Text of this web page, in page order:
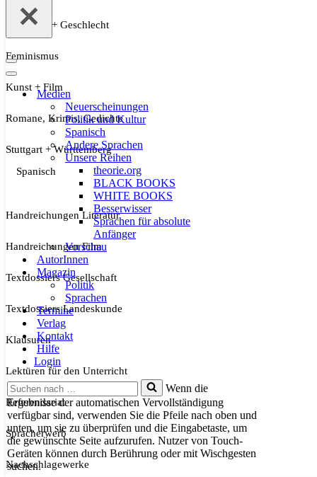
Navigationsmenü
Navigationsmenü
Medien
Neuerscheinungen
Politik und Kultur
Spanisch
Andere Sprachen
Unsere Reihen
theorie.org
BLACK BOOKS
WHITE BOOKS
Besserwisser
Sprachen für absolute
Anfänger
Vorschau
AutorInnen
Magazin
Politik
Sprachen
Termine
Verlag
Kontakt
Hilfe
Login
Suchen
nach …
Wenn die
Ergebnisse der automatischen Vervollständigung
verfügbar sind, verwenden Sie die Pfeile nach oben und
unten, um sie zu überprüfen und die Eingabetaste, um
die gewünschte Seite aufzurufen. Nutzer von Touch-
Geräten können durch Berührung oder mit Wischgesten
suchen.
Sexualität + Geschlecht
Feminismus
Kunst + Film
Romane, Krimis, Gedichte
Stuttgart + Württemberg
Spanisch
Handreichungen Literatur
Handreichungen Film
Textdossiers Gesellschaft
Textdossiers Landeskunde
Klausuren
Lektüren für den Unterricht
Referendariat
Spracherwerb
Nachschlagewerke